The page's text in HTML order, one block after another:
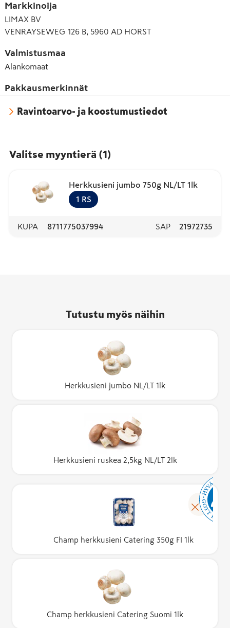
Markkinoija
LIMAX BV
VENRAYSEWEG 126 B, 5960 AD HORST
Valmistusmaa
Alankomaat
Pakkausmerkinnät
Ravintoarvo- ja koostumustiedot
Valitse myyntierä (1)
Herkkusieni jumbo 750g NL/LT 1lk
1 RS
KUPA 8711775037994 SAP 21972735
Tutustu myös näihin
Herkkusieni jumbo NL/LT 1lk
Herkkusieni ruskea 2,5kg NL/LT 2lk
Champ herkkusieni Catering 350g FI 1lk
Champ herkkusieni Catering Suomi 1lk